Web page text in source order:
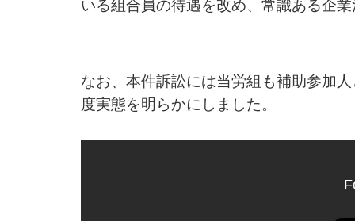
いる組合員の待遇を改め、常識ある企
なお、本件訴訟には当労組も補助参加
度実態を明らかにしました。